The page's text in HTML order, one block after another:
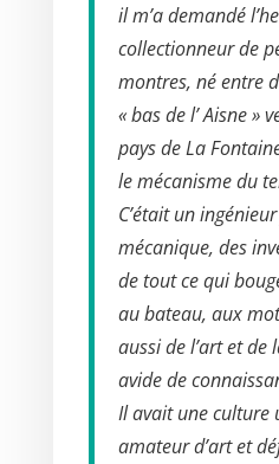
il m’a demandé
collectionneur de
montres, né entre
« bas de l’ Aisne »
pays de La
le mécanisme du
C’était un
mécanique, des
de tout ce qui
au bateau, aux
aussi de l’art et
avide de
Il avait une culture
amateur d’art et